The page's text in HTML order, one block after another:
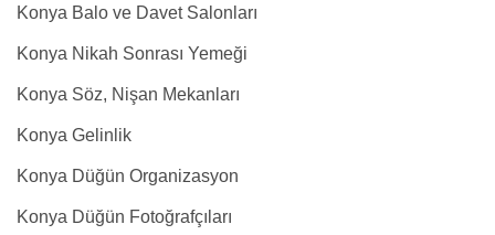
Konya Balo ve Davet Salonları
Konya Nikah Sonrası Yemeği
Konya Söz, Nişan Mekanları
Konya Gelinlik
Konya Düğün Organizasyon
Konya Düğün Fotoğrafçıları